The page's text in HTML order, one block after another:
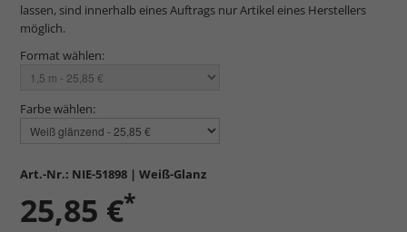
lassen, sind innerhalb eines Auftrags nur Artikel eines Herstellers
möglich.
Format wählen:
Farbe wählen:
Art.-Nr.: NIE-51898 | Weiß-Glanz
25,85 €*